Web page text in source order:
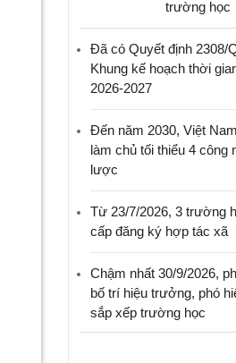
trường học
Đã có Quyết định 2308/
Khung kế hoạch thời
2026-2027
Đến năm 2030, Việt
làm chủ tối thiểu 4 công
lược
Từ 23/7/2026, 3 trường
cấp đăng ký hợp tác xã
Chậm nhất 30/9/2026,
bố trí hiệu trưởng, phó
sắp xếp trường học